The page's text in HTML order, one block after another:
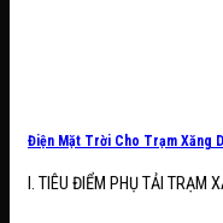
Điện Mặt Trời Cho Trạm Xăng
I. TIÊU ĐIỂM PHỤ TẢI TRẠM